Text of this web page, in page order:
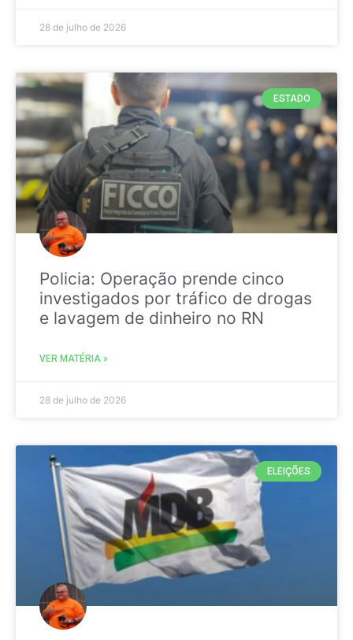
28 de julho de 2026
ESTADO
Policia: Operação prende cinco
investigados por tráfico de drogas
e lavagem de dinheiro no RN
VER MATÉRIA »
28 de julho de 2026
ELEIÇÕES